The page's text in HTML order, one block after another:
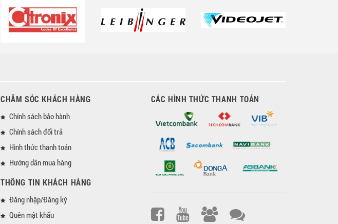
CHĂM SÓC KHÁCH HÀNG
Chính sách bảo hành
Chính sách đổi trả
Hình thức thanh toán
Hướng dẫn mua hàng
THÔNG TIN KHÁCH HÀNG
Đăng nhập/Đăng ký
Quên mật khẩu
CÁC HÌNH THỨC THANH TOÁN